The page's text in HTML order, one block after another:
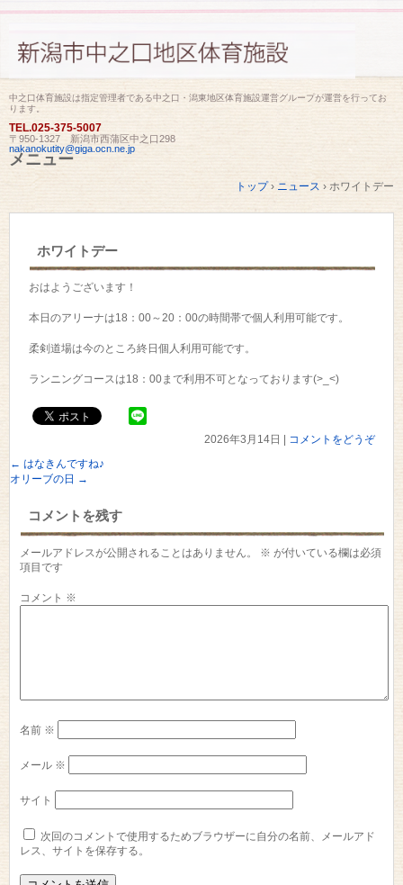
中之口体育施設は指定管理者である中之口・潟東地区体育施設運営グループが運営を行ってお
ります。
TEL.025-375-5007
〒950-1327 新潟市西蒲区中之口298
nakanokutity@giga.ocn.ne.jp
メニュー
トップ › ニュース › ホワイトデー
ホワイトデー
おはようございます！
本日のアリーナは18：00～20：00の時間帯で個人利用可能です。
柔剣道場は今のところ終日個人利用可能です。
ランニングコースは18：00まで利用不可となっております(>_<)
2026年3月14日
コメントをどうぞ
← はなきんですね♪
オリーブの日 →
コメントを残す
メールアドレスが公開されることはありません。 ※ が付いている欄は必須
項目です
コメント ※
名前 ※
メール ※
サイト
次回のコメントで使用するためブラウザーに自分の名前、メールアド
レス、サイトを保存する。